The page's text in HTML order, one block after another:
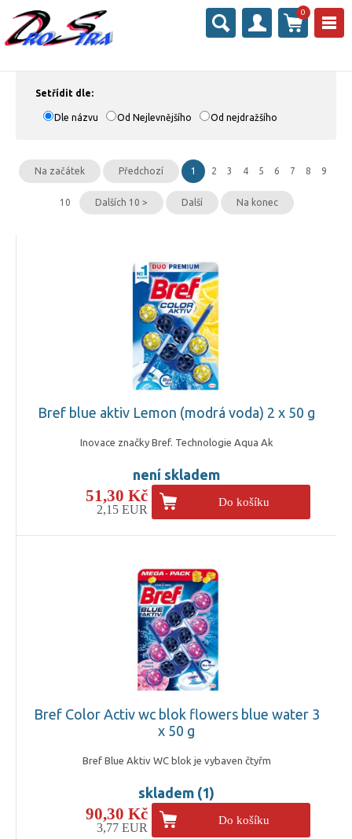
0
Setřídit dle:
Dle názvu Od Nejlevnějšího Od nejdražšího
Na začátek Předchozí 1 2 3 4 5 6 7 8 9
10 Dalších 10 > Další Na konec
Bref blue aktiv Lemon (modrá voda) 2 x 50 g
Inovace značky Bref. Technologie Aqua Ak
není skladem
51,30 Kč
2,15 EUR
Do košíku
Bref Color Activ wc blok flowers blue water 3
x 50 g
Bref Blue Aktiv WC blok je vybaven čtyřm
skladem (1)
90,30 Kč
3,77 EUR
Do košíku